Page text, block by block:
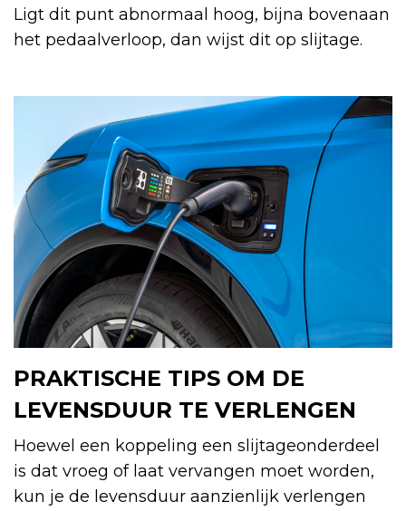
Ligt dit punt abnormaal hoog, bijna bovenaan
het pedaalverloop, dan wijst dit op slijtage.
PRAKTISCHE TIPS OM DE
LEVENSDUUR TE VERLENGEN
Hoewel een koppeling een slijtageonderdeel
is dat vroeg of laat vervangen moet worden,
kun je de levensduur aanzienlijk verlengen